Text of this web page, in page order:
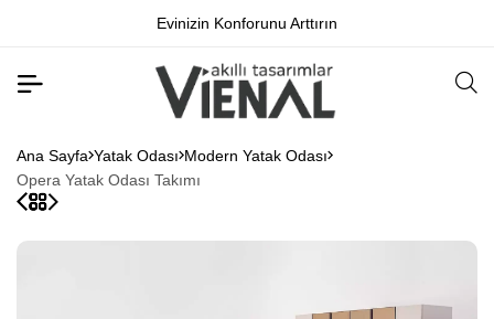
Ana Sayfa Yatak Odası Modern Yatak Odası
Opera Yatak Odası Takımı